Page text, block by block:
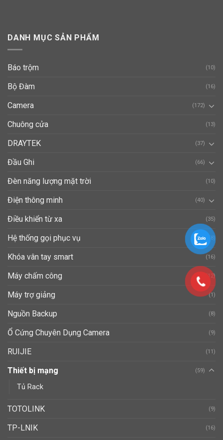
DANH MỤC SẢN PHẨM
Báo trộm (10)
Bộ Đàm (16)
Camera (172)
Chuông cửa (13)
DRAYTEK (37)
Đầu Ghi (66)
Đèn năng lượng mặt trời (10)
Điện thông minh (40)
Điều khiển từ xa (35)
Hệ thống gọi phục vụ (8)
Khóa vân tay smart (16)
Máy chấm công (12)
Máy trợ giảng (1)
Nguồn Backup (8)
Ổ Cứng Chuyên Dụng Camera (9)
RUIJIE (11)
Thiết bị mạng (59)
Tủ Rack
TOTOLINK (9)
TP-LNIK (16)